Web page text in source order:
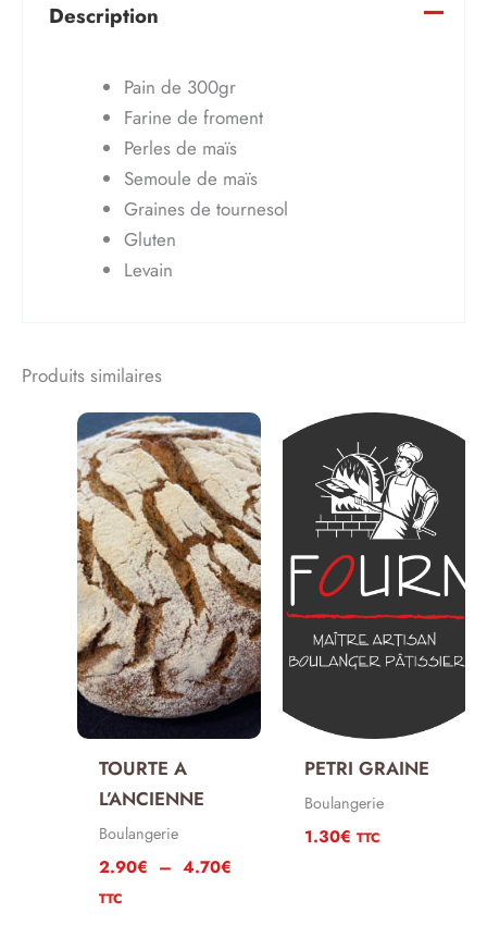
Description
Pain de 300gr
Farine de froment
Perles de maïs
Semoule de maïs
Graines de tournesol
Gluten
Levain
Produits similaires
TOURTE A
L’ANCIENNE
Boulangerie
2.90€ – 4.70€
TTC
PETRI GRAINE
Boulangerie
1.30€ TTC